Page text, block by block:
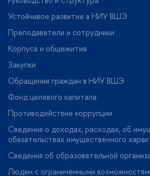
Устойчивое развитие в НИУ ВШЭ
Преподаватели и сотрудники
Корпуса и общежития
Закупки
Обращения граждан в НИУ ВШЭ
Фонд целевого капитала
Противодействие коррупции
Сведения о доходах, расходах, об
обязательствах имущественного
Сведения об образовательной
Людям с ограниченными